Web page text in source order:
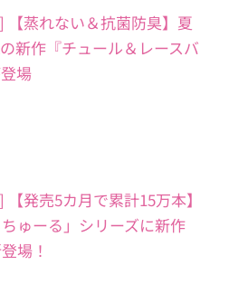
【蒸れない＆抗菌防臭】夏
新作『チュール＆レースバ
場
発売5カ月で累計15万本】
ゅーる」シリーズに新作
場！